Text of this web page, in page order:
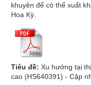
khuyên để có thể xuất
Hoa Kỳ.
Tiêu đề:Xu hướng tại
cao (HS640391) - Cập